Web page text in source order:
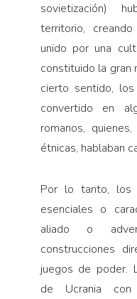
sovietización)
territorio,
unido por una
constituido la gran
cierto sentido,
convertido en
romanos,
étnicas, hablaban
Por lo tanto, los
esenciales o
aliado o
construcciones
juegos de poder.
de Ucrania